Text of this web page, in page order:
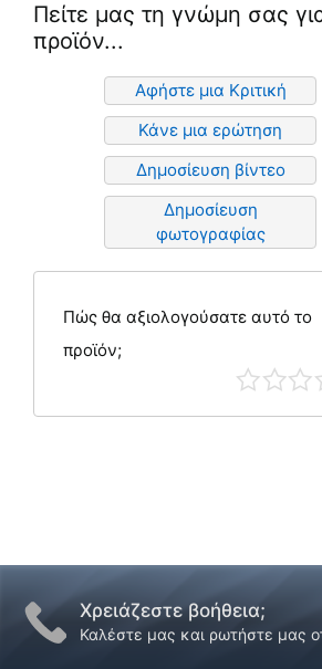
Πείτε μας τη γνώμη σας
προϊόν...
Αφήστε μια Κριτική
Κάνε μια ερώτηση
Δημοσίευση βίντεο
Δημοσίευση
φωτογραφίας
Πώς θα αξιολογούσατε αυτό το
προϊόν;
Χρειάζεστε βοήθεια;
Καλέστε μας και ρωτήστε μας